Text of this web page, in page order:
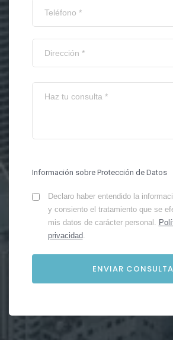
Información sobre Protección de Datos
Declaro haber entendido la
y consiento el tratamiento que se
mis datos de carácter personal.
privacidad.